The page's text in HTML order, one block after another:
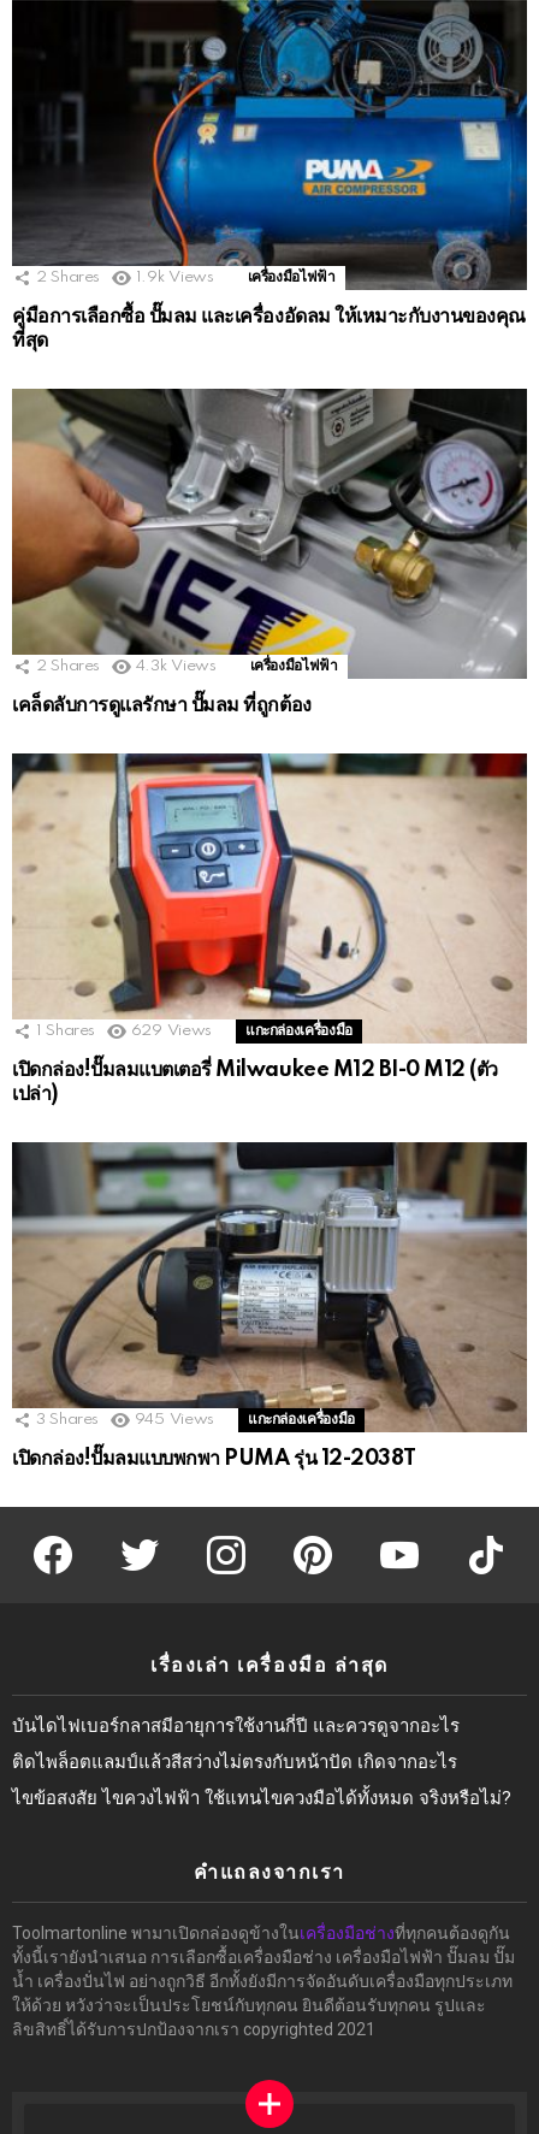
2 Shares 1.9k Views เครื่องมือไฟฟ้า
คู่มือการเลือกซื้อ ปั๊มลม และเครื่องอัดลม ให้เหมาะกับงานของคุณ
ที่สุด
2 Shares 4.3k Views เครื่องมือไฟฟ้า
เคล็ดลับการดูแลรักษา ปั๊มลม ที่ถูกต้อง
Shares 629 Views แกะกล่องเครื่องมือ
เปิดกล่อง!ปั๊มลมแบตเตอรี่ Milwaukee M12 BI-0 M12 (ตัว
เปล่า)
3 Shares 945 Views แกะกล่องเครื่องมือ
เปิดกล่อง!ปั๊มลมแบบพกพา PUMA รุ่น 12-2038T
facebook twitter instagram pinterest youtube tiktok
เรื่องเล่า เครื่องมือ ล่าสุด
บันไดไฟเบอร์กลาสมีอายุการใช้งานกี่ปี และควรดูจากอะไร
ติดไพล็อตแลมป์แล้วสีสว่างไม่ตรงกับหน้าปัด เกิดจากอะไร
ไขข้อสงสัย ไขควงไฟฟ้า ใช้แทนไขควงมือได้ทั้งหมด จริงหรือไม่?
คำแถลงจากเรา
Toolmartonline พามาเปิดกล่องดูข้างในเครื่องมือช่างที่ทุกคนต้องดูกัน
ทั้งนี้เรายังนำเสนอ การเลือกซื้อเครื่องมือช่าง เครื่องมือไฟฟ้า ปั๊มลม ปั๊ม
น้ำ เครื่องปั่นไฟ อย่างถูกวิธี อีกทั้งยังมีการจัดอันดับเครื่องมือทุกประเภท
ให้ด้วย หวังว่าจะเป็นประโยชน์กับทุกคน ยินดีต้อนรับทุกคน รูปและ
ลิขสิทธิ์ได้รับการปกป้องจากเรา copyrighted 2021